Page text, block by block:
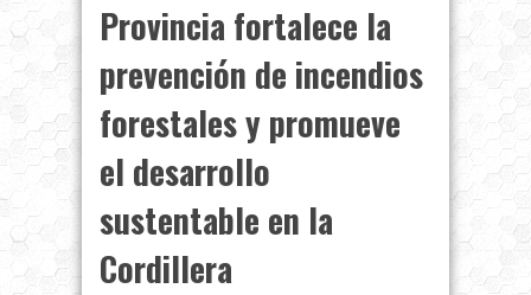
Provincia fortalece la
prevención de incendios
forestales y promueve
el desarrollo
sustentable en la
Cordillera